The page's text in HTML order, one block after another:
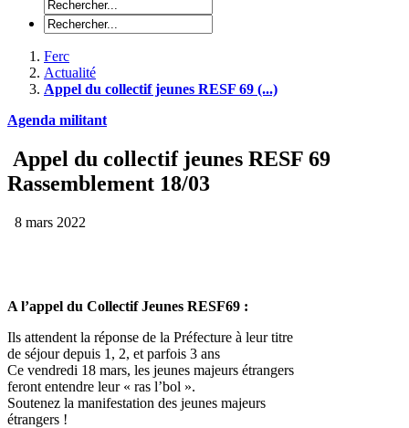
Ferc
Actualité
Appel du collectif jeunes RESF 69 (...)
Agenda militant
Appel du collectif jeunes RESF 69
Rassemblement 18/03
8 mars 2022
A l’appel du Collectif Jeunes RESF69 :
Ils attendent la réponse de la Préfecture à leur titre
de séjour depuis 1, 2, et parfois 3 ans
Ce vendredi 18 mars, les jeunes majeurs étrangers
feront entendre leur « ras l’bol ».
Soutenez la manifestation des jeunes majeurs
étrangers !